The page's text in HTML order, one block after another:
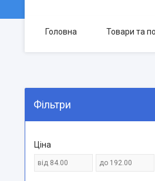
Головна Товари та
Фільтри
Ціна